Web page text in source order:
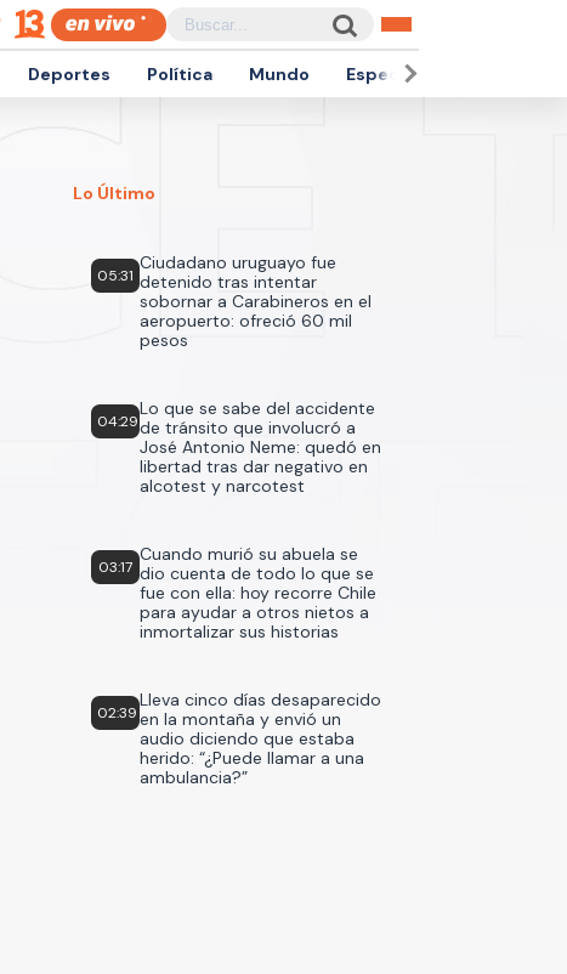
Deportes Política Mundo Espectáculos
Lo Último
05:31
Ciudadano uruguayo fue
detenido tras intentar
sobornar a Carabineros en el
aeropuerto: ofreció 60 mil
pesos
04:29
Lo que se sabe del accidente
de tránsito que involucró a
José Antonio Neme: quedó en
libertad tras dar negativo en
alcotest y narcotest
03:17
Cuando murió su abuela se
dio cuenta de todo lo que se
fue con ella: hoy recorre Chile
para ayudar a otros nietos a
inmortalizar sus historias
02:39
Lleva cinco días desaparecido
en la montaña y envió un
audio diciendo que estaba
herido: “¿Puede llamar a una
ambulancia?”